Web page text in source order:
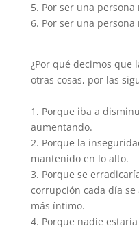
5. Por ser una persona
6. Por ser una persona
¿Por qué decimos que
otras cosas, por las
1. Porque iba a
aumentando.
2. Porque la
mantenido en lo alto.
3. Porque se
corrupción cada día
más íntimo.
4. Porque nadie